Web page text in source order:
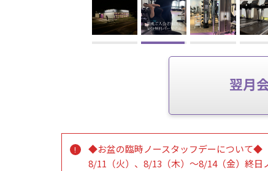
翌月
◆お盆の臨時ノースタッフデーについて◆
8/11（火）、8/13（木）～8/14（金）終日